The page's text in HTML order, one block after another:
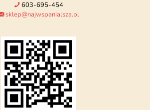
603-695-454
sklep@najwspanialsza.pl